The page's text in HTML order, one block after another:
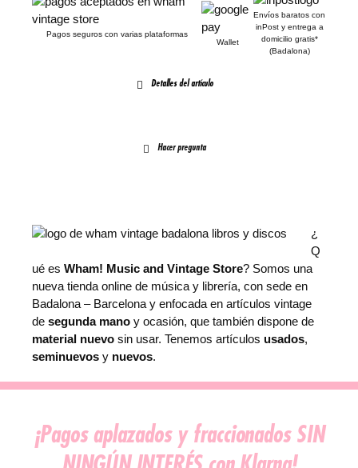
Pagos seguros con varias plataformas
Wallet
Envíos baratos con
inPost y entrega a
domicilio gratis*
(Badalona)
Detalles del artículo
Hacer pregunta
¿
Q
ué es Wham! Music and Vintage Store? Somos una
nueva tienda online de música y librería, con sede en
Badalona – Barcelona y enfocada en artículos vintage
de segunda mano y ocasión, que también dispone de
material nuevo sin usar. Tenemos artículos usados,
seminuevos y nuevos.
¡Pagos aplazados y fraccionados SIN